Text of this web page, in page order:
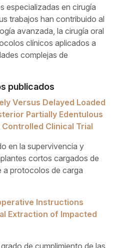
especializadas en cirugía
trabajos han contribuido al
avanzada, la cirugía oral
clínicos aplicados a
complejas de
publicados
Versus Delayed Loaded
Partially Edentulous
Controlled Clinical Trial
en la supervivencia y
cortos cargados de
a protocolos de carga
Instructions
Extraction of Impacted
de cumplimiento de las